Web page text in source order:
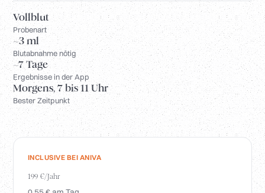
PKV-Erstattung
Für Apotheken
Anmelden
Vollblut
Probenart
~3 ml
Blutabnahme nötig
~7 Tage
Ergebnisse in der App
Morgens, 7 bis 11 Uhr
Bester Zeitpunkt
INCLUSIVE BEI ANIVA
199 €/Jahr